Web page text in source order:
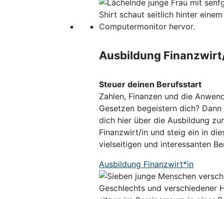
Ausbildung
Steuer deinen Berufsstart
Zahlen, Finanzen und die
Gesetzen begeistern dich?
dich hier über die Ausbildung
Finanzwirt/in und steig ein in
vielseitigen und interessanten
Ausbildung Finanzwirt*in